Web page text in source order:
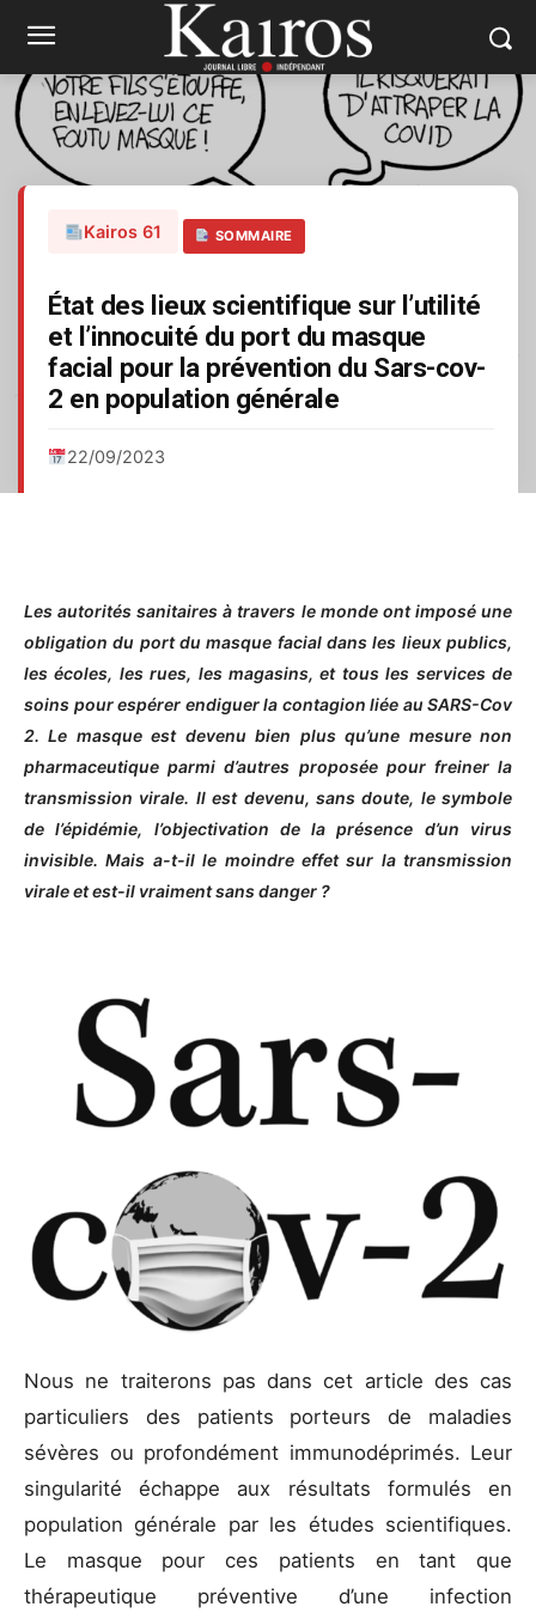
Kairos 61 SOMMAIRE
État des lieux scientifique sur l’utilité
et l’innocuité du port du masque
facial pour la prévention du Sars-cov-
2 en population générale
22/09/2023
Les autorités sanitaires à travers le monde ont imposé une
obligation du port du masque facial dans les lieux publics,
les écoles, les rues, les magasins, et tous les services de
soins pour espérer endiguer la contagion liée au SARS-Cov
2. Le masque est devenu bien plus qu’une mesure non
pharmaceutique parmi d’autres proposée pour freiner la
transmission virale. Il est devenu, sans doute, le symbole
de l’épidémie, l’objectivation de la présence d’un virus
invisible. Mais a-t-il le moindre effet sur la transmission
virale et est-il vraiment sans danger ?
Nous ne traiterons pas dans cet article des cas
particuliers des patients porteurs de maladies
sévères ou profondément immunodéprimés. Leur
singularité échappe aux résultats formulés en
population générale par les études scientifiques.
Le masque pour ces patients en tant que
thérapeutique préventive d’une infection